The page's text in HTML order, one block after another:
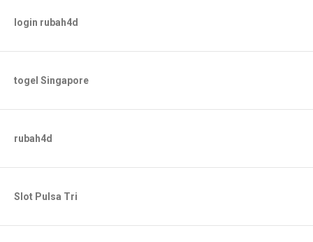
login rubah4d
togel Singapore
rubah4d
Slot Pulsa Tri